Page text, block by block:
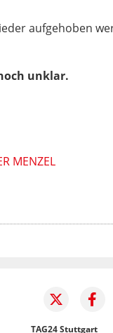
aufgehoben
unklar.
MENZEL
TAG24 Stuttgart